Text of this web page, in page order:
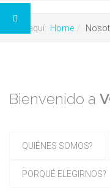
Está aquí: Home
Bienvenido a
QUIÉNES SOMOS?
PORQUÉ ELEGIRNOS?